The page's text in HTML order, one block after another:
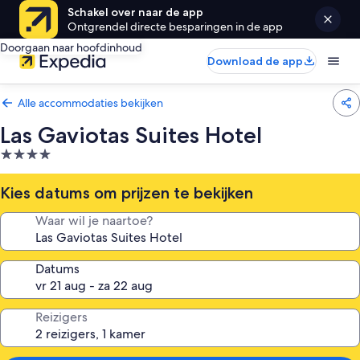
Schakel over naar de app
Ontgrendel directe besparingen in de app
Doorgaan naar hoofdinhoud
Download de app
Alle accommodaties bekijken
Las Gaviotas Suites Hotel
4.0-
sterrenaccommodatie
Kies datums om prijzen te bekijken
Waar wil je naartoe?
Datums
Reizigers